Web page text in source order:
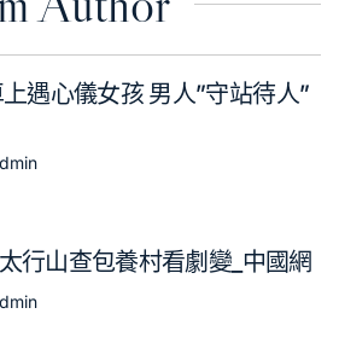
遇心儀女孩 男人”守站待人”
行山查包養村看劇變_中國網